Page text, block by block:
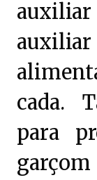
cada.
para